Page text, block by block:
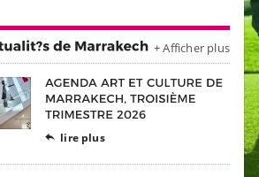
+ Afficher plus
 lire plus